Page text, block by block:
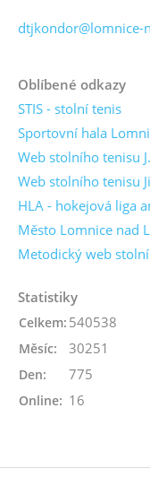
dtjkondor@lomnice-
Oblíbené odkazy
STIS - stolní tenis
Sportovní hala
Web stolního tenisu
Web stolního tenisu
HLA - hokejová liga
Město Lomnice nad
Metodický web
Statistiky
Online: 16
Celkem: 540538
Měsíc: 30251
Den: 775